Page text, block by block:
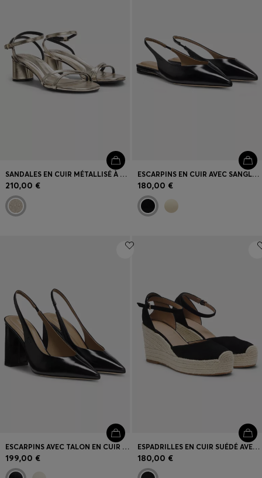
SANDALES EN CUIR MÉTALLISÉ À TALON BOTTIER
210,00 €
ESCARPINS EN CUIR AVEC SANGLE SUR TALON OUVERT
180,00 €
ESCARPINS AVEC TALON EN CUIR ET BRIDE ARRIÈRE
199,00 €
ESPADRILLES EN CUIR SUÉDÉ AVEC SEMELLE COMPENSÉE
180,00 €